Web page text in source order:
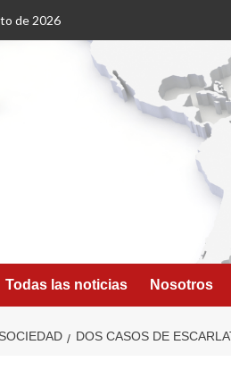
de 2026
Todas las noticias Nosotros
SOCIEDAD DOS CASOS DE